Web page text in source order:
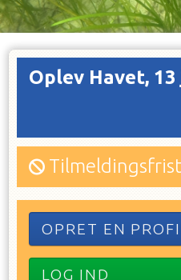
Oplev Havet,
OPRET EN
LOG IND